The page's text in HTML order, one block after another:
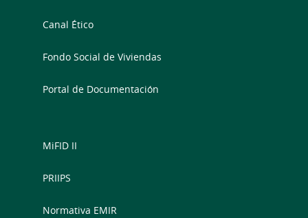
Canal Ético
Fondo Social de Viviendas
Portal de Documentación
MiFID II
PRIIPS
Normativa EMIR